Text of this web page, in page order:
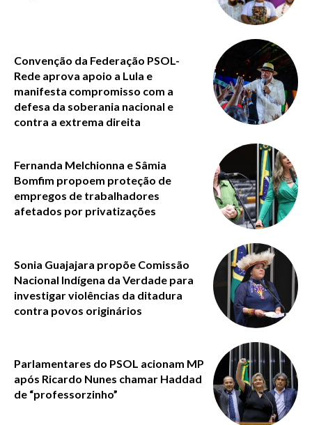
Convenção da Federação PSOL-
Rede aprova apoio a Lula e
manifesta compromisso com a
defesa da soberania nacional e
contra a extrema direita
Fernanda Melchionna e Sâmia
Bomfim propoem proteção de
empregos de trabalhadores
afetados por privatizações
Sonia Guajajara propõe Comissão
Nacional Indígena da Verdade para
investigar violências da ditadura
contra povos originários
Parlamentares do PSOL acionam MP
após Ricardo Nunes chamar Haddad
de “professorzinho”